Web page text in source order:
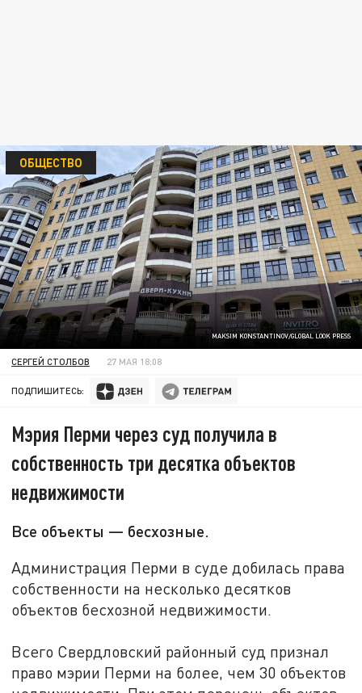
MAKSIM KONSTANTINOV/GLOBAL LOOK PRESS
ОБЩЕСТВО
СЕРГЕЙ СТОЛБОВ 27 МАЯ 18:08
ПОДПИШИТЕСЬ:
Мэрия Перми через суд получила в
собственность три десятка объектов
недвижимости
Все объекты — бесхозные.
Администрация Перми в суде добилась права
собственности на несколько десятков
объектов бесхозной недвижимости.
Всего Свердловский районный суд признал
право мэрии Перми на более, чем 30 объектов